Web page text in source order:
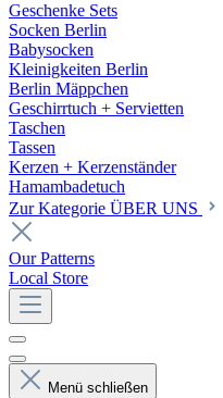
Geschenke Sets
Socken Berlin
Babysocken
Kleinigkeiten Berlin
Berlin Mäppchen
Geschirrtuch + Servietten
Taschen
Tassen
Kerzen + Kerzenständer
Hamambadetuch
Zur Kategorie ÜBER UNS
Our Patterns
Local Store
Menü schließen